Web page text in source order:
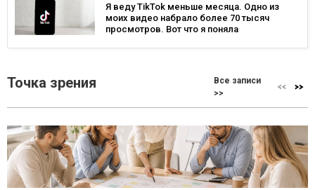
Я веду TikTok меньше месяца. Одно из
моих видео набрало более 70 тысяч
просмотров. Вот что я поняла
Точка зрения
Все записи
>>